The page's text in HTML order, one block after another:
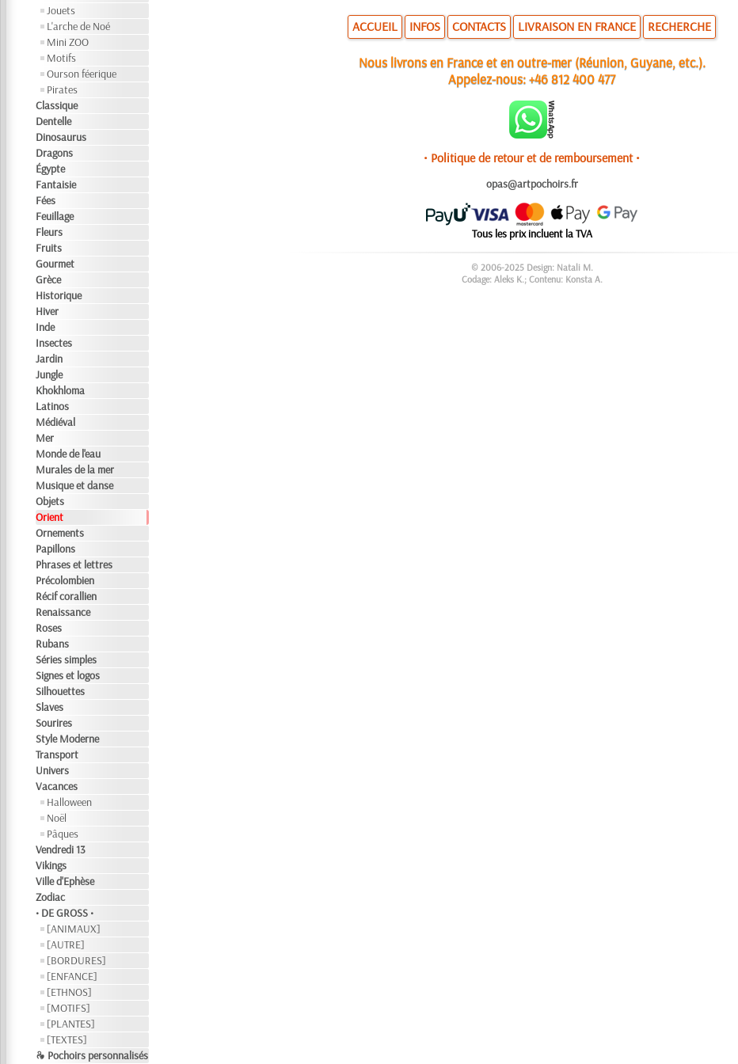
Jouets
L'arche de Noé
Mini ZOO
Motifs
Ourson féerique
Pirates
Classique
Dentelle
Dinosaurus
Dragons
Égypte
Fantaisie
Fées
Feuillage
Fleurs
Fruits
Gourmet
Grèce
Historique
Hiver
Inde
Insectes
Jardin
Jungle
Khokhloma
Latinos
Médiéval
Mer
Monde de l'eau
Murales de la mer
Musique et danse
Objets
Orient
Ornements
Papillons
Phrases et lettres
Précolombien
Récif corallien
Renaissance
Roses
Rubans
Séries simples
Signes et logos
Silhouettes
Slaves
Sourires
Style Moderne
Transport
Univers
Vacances
Halloween
Noël
Pâques
Vendredi 13
Vikings
Ville d'Ephèse
Zodiac
• DE GROSS •
[ANIMAUX]
[AUTRE]
[BORDURES]
[ENFANCE]
[ETHNOS]
[MOTIFS]
[PLANTES]
[TEXTES]
❧ Pochoirs personnalisés
ACCUEIL INFOS CONTACTS LIVRAISON EN FRANCE RECHERCHE
Nous livrons en France et en outre-mer (Réunion, Guyane, etc.).
Appelez-nous:+46 812 400 477
• Politique de retour et de remboursement •
opas@artpochoirs.fr
Tous les prix incluent la TVA
© 2006-2025 Design: Natali M.
Codage: Aleks K.; Contenu: Konsta A.